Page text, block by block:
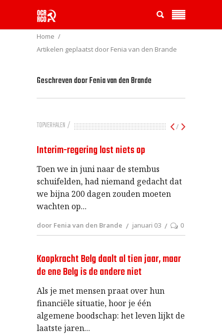
Home
Artikelen geplaatst door Fenia van den Brande
Geschreven doorFenia van den Brande
TOPVERHALEN
Interim-regering lost niets op
Toen we in juni naar de stembus
schuifelden, had niemand gedacht dat
we bijna 200 dagen zouden moeten
wachten op
door Fenia van den Brande januari 03 0
Koopkracht Belg daalt al tien jaar, maar
de ene Belg is de andere niet
Als je met mensen praat over hun
financiële situatie, hoor je één
algemene boodschap: het leven lijkt de
laatste jaren
/